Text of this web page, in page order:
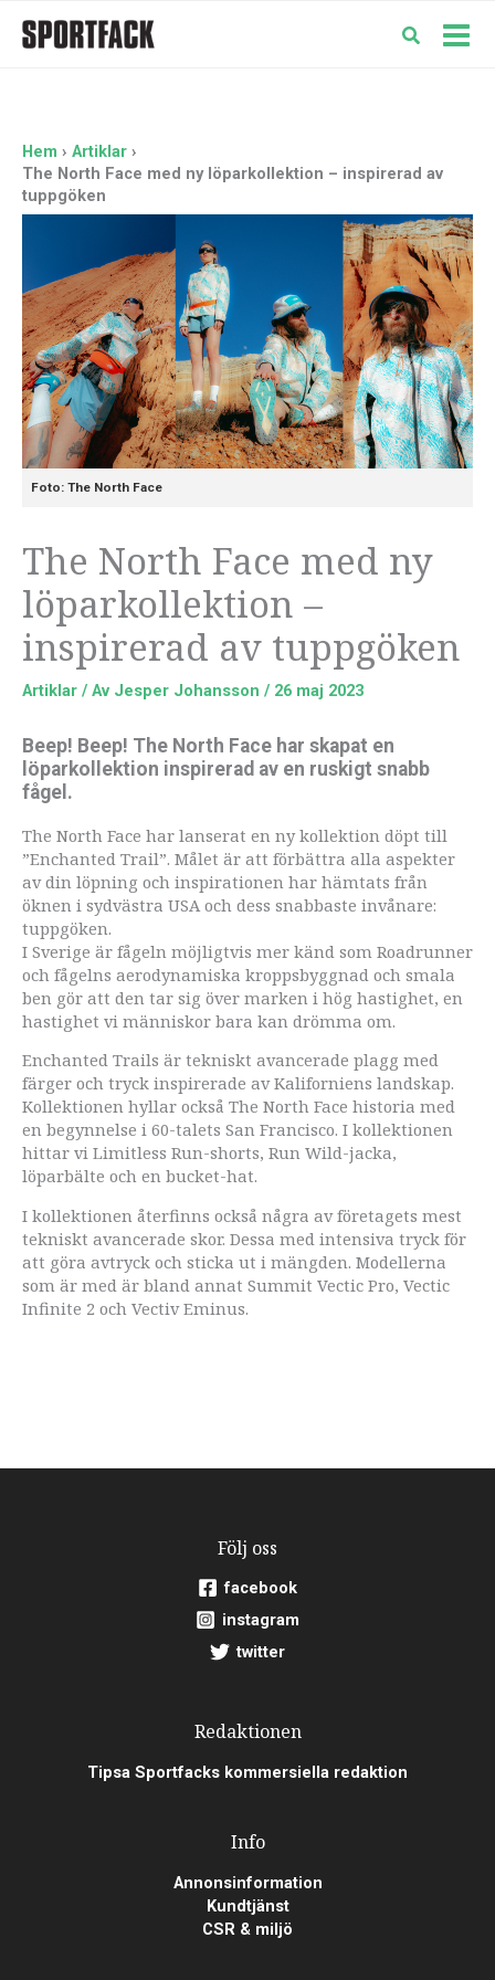
Hem
Artiklar
The North Face med ny löparkollektion – inspirerad av
tuppgöken
Foto: The North Face
The North Face med ny
löparkollektion –
inspirerad av tuppgöken
Artiklar / Av Jesper Johansson / 26 maj 2023
Beep! Beep! The North Face har skapat en
löparkollektion inspirerad av en ruskigt snabb
fågel.
The North Face har lanserat en ny kollektion döpt till
”Enchanted Trail”. Målet är att förbättra alla aspekter
av din löpning och inspirationen har hämtats från
öknen i sydvästra USA och dess snabbaste invånare:
tuppgöken.
I Sverige är fågeln möjligtvis mer känd som Roadrunner
och fågelns aerodynamiska kroppsbyggnad och smala
ben gör att den tar sig över marken i hög hastighet, en
hastighet vi människor bara kan drömma om.
Enchanted Trails är tekniskt avancerade plagg med
färger och tryck inspirerade av Kaliforniens landskap.
Kollektionen hyllar också The North Face historia med
en begynnelse i 60-talets San Francisco. I kollektionen
hittar vi Limitless Run-shorts, Run Wild-jacka,
löparbälte och en bucket-hat.
I kollektionen återfinns också några av företagets mest
tekniskt avancerade skor. Dessa med intensiva tryck för
att göra avtryck och sticka ut i mängden. Modellerna
som är med är bland annat Summit Vectic Pro, Vectic
Infinite 2 och Vectiv Eminus.
Följ oss
facebook
instagram
twitter
Redaktionen
Tipsa Sportfacks kommersiella redaktion
Info
Annonsinformation
Kundtjänst
CSR & miljö